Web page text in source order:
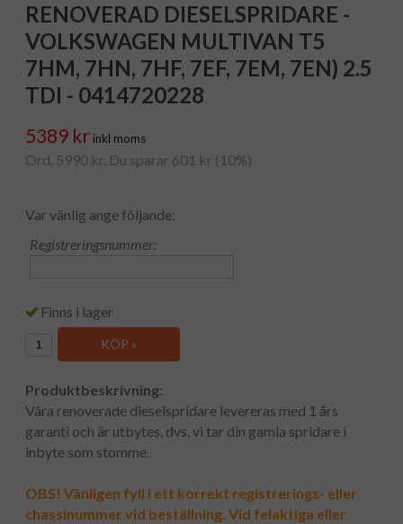
RENOVERAD DIESELSPRIDARE -
VOLKSWAGEN MULTIVAN T5
7HM, 7HN, 7HF, 7EF, 7EM, 7EN) 2.5
TDI - 0414720228
5389 kr inkl moms
Ord. 5990 kr. Du sparar 601 kr (10%)
Var vänlig ange följande:
Registreringsnummer:
Finns i lager
KÖP »
Produktbeskrivning:
Våra renoverade dieselspridare levereras med 1 års
garanti och är utbytes, dvs. vi tar din gamla spridare i
inbyte som stomme.
OBS! Vänligen fyll i ett korrekt registrerings- eller
chassinummer vid beställning. Vid felaktiga eller